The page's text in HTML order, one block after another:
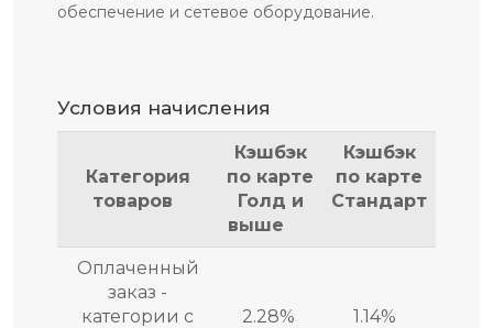
обеспечение и сетевое оборудование.
Условия начисления
Категория
товаров
Кэшбэк
по карте
Голд и
выше
Кэшбэк
по карте
Стандарт
Оплаченный
заказ -
категории с
2.28% 1.14%